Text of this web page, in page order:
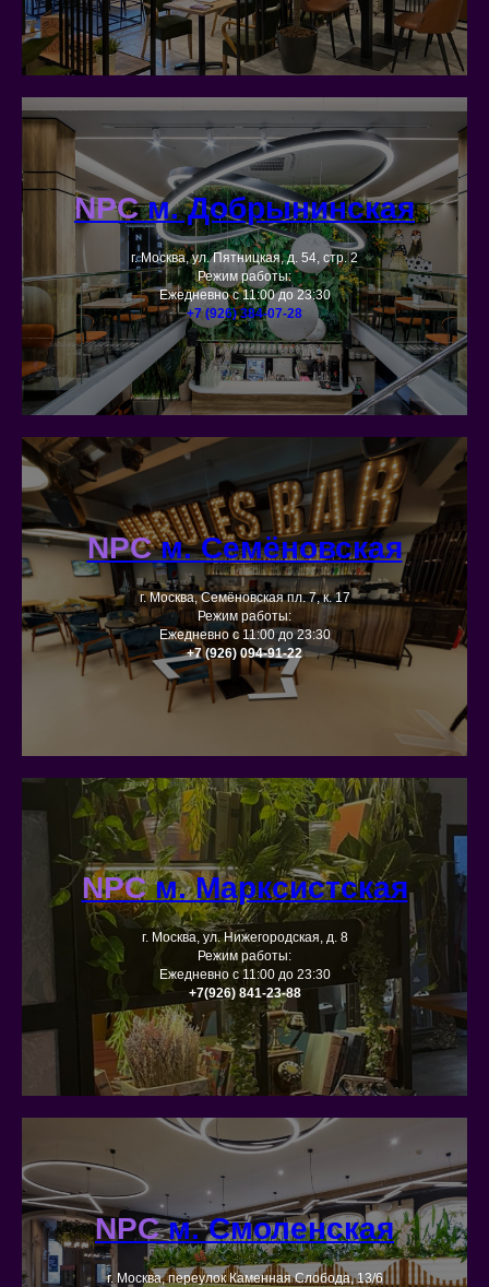
NPCм. Добрынинская
г. Москва, ул. Пятницкая, д. 54, стр. 2
Режим работы:
Ежедневно с 11:00 до 23:30
+7 (926) 384-07-28
NPCм. Семёновская
г. Москва, Семёновская пл. 7, к. 17
Режим работы:
Ежедневно с 11:00 до 23:30
+7 (926) 094-91-22
NPCм. Марксистская
г. Москва, ул. Нижегородская, д. 8
Режим работы:
Ежедневно с 11:00 до 23:30
+7(926) 841-23-88
NPCм. Смоленская
г. Москва, переулок Каменная Слобода, 13/6